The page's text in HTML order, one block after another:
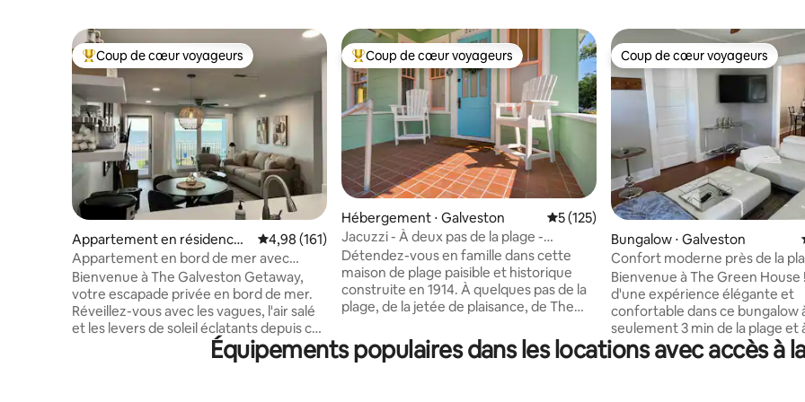
Coups de cœur voyageurs les plus appréciés
Coup de cœur voyageurs
Appartement en résidence ⋅
Galveston
Évaluation moyenne sur la base de 161 commentaires : 4,98 sur 5
4,98 (161)
Appartement en bord de mer avec
balcon privé et vue sur le coucher du
soleil
Bienvenue à The Galveston Getaway,
votre escapade privée en bord de mer.
Réveillez-vous avec les vagues, l'air salé
et les levers de soleil éclatants depuis cet
appartement de luxe bohème en bord
Coups de cœur voyageurs les plus appréciés
Coup de cœur voyageurs
Hébergement ⋅ Galveston Évaluation moyenne sur la base de 125
5 (125)
Jacuzzi - À deux pas de la plage -
Brasero ! Tortuga Tides
Détendez-vous en famille dans cette
maison de plage paisible et historique
construite en 1914. À quelques pas de la
plage, de la jetée de plaisance, de The
fruits de mer ! Grande terrasse avec
FOYER et chaises Adirondack, portails
Coup de cœur voyageurs
Coup de cœur voyageurs
Bungalow ⋅ Galveston
Confort moderne près de la
Bienvenue à The Green House
d'une expérience élégante et
confortable dans ce bungalow
seulement 3 min de la plage et
la promenade. Cette maison
entièrement rénovée avec lit
Équipements populaires dans les locations avec accès à